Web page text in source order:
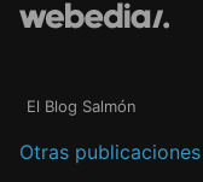
El Blog Salmón
Otras